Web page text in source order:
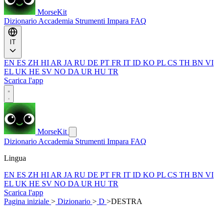
MorseKit
Dizionario Accademia Strumenti Impara FAQ
EN ES ZH HI AR JA RU DE PT FR IT ID KO PL CS TH BN VI
EL UK HE SV NO DA UR HU TR
Scarica l'app
MorseKit
Dizionario Accademia Strumenti Impara FAQ
Lingua
EN ES ZH HI AR JA RU DE PT FR IT ID KO PL CS TH BN VI
EL UK HE SV NO DA UR HU TR
Scarica l'app
Pagina iniziale > Dizionario > D >DESTRA